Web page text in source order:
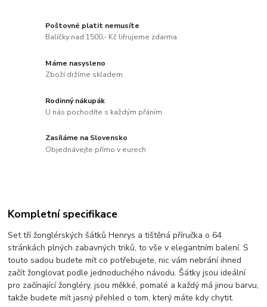
Poštovné platit nemusíte
Balíčky nad 1500,- Kč lifrujeme zdarma
Máme nasysleno
Zboží držíme skladem
Rodinný nákupák
U nás pochodíte s každým přáním
Zasíláme na Slovensko
Objednávejte přímo v eurech
Kompletní specifikace
Set tří žonglérských šátků Henrys a tištěná příručka o 64
stránkách plných zabavných triků, to vše v elegantním balení. S
touto sadou budete mít co potřebujete, nic vám nebrání ihned
začít žonglovat podle jednoduchého návodu. Šátky jsou ideální
pro začínající žongléry, jsou měkké, pomalé a každý má jinou barvu,
takže budete mít jasný přehled o tom, který máte kdy chytit.